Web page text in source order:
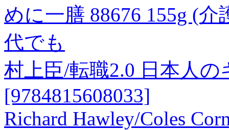
めに一膳 88676 155g (
代でも
村上臣/転職2.0 日本人
[9784815608033]
Richard Hawley/Coles